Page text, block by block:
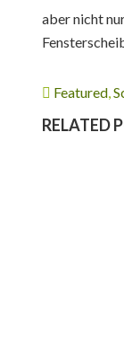
aber nicht
Featured,
RELATED